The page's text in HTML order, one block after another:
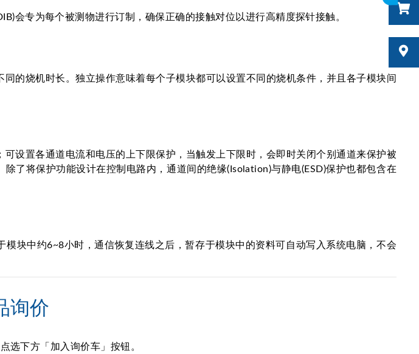
会专为每个被测物进行订制，确保正确的接触对位以进行高精度探针接触。
的烧机时长。独立操作意味着每个子模块都可以设置不同的烧机条件，并且各子模块间
设置各通道电流和电压的上下限保护，当触发上下限时，会即时关闭个别通道来保护被
了将保护功能设计在控制电路内，通道间的绝缘(Isolation)与静电(ESD)保护也都包含在
块中约6~8小时，通信恢复连线之后，暂存于模块中的资料可自动写入系统电脑，不会
询价
选下方「加入询价车」按钮。